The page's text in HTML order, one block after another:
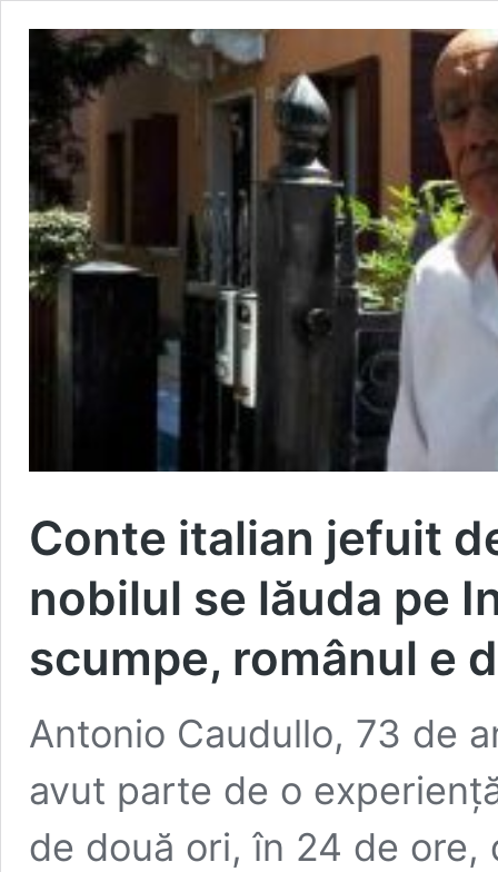
Conte italian jefuit
nobilul se lăuda pe
scumpe, românul e
Antonio Caudullo, 73 de
avut parte de o
de două ori, în 24 de ore,